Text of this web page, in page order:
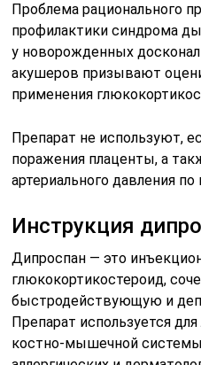
Проблема рационального
профилактики синдрома
у новорожденных
акушеров призывают
применения
Препарат не используют,
поражения плаценты, а
артериального давления
Инструкция
Дипроспан — это
глюкокортикостероид,
быстродействующую и
Препарат используется
костно-мышечной